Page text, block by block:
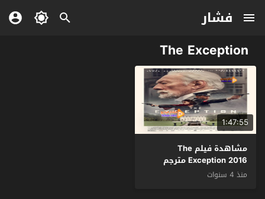
فشار
The Exception
1:47:55
مشاهدة فيلم The
Exception 2016 مترجم
منذ 4 سنوات